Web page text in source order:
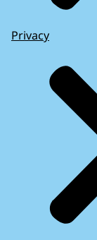
Privacy